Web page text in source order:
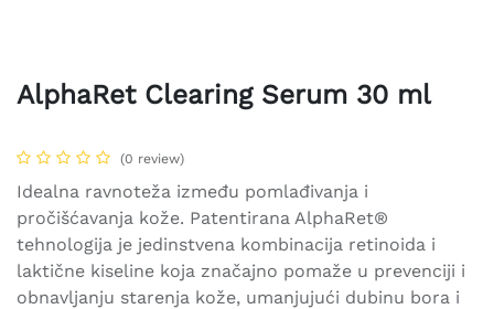
AlphaRet Clearing Serum 30 ml
(0 review)
Idealna ravnoteža između pomlađivanja i
pročišćavanja kože. Patentirana AlphaRet®
tehnologija je jedinstvena kombinacija retinoida i
laktične kiseline koja značajno pomaže u prevenciji i
obnavljanju starenja kože, umanjujući dubinu bora i